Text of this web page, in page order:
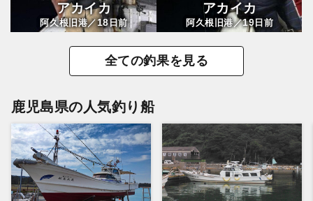
アカイカ
阿久根旧港／18日前
アカイカ
阿久根旧港／19 日前
全ての釣果を見る
鹿児島県の人気釣り船